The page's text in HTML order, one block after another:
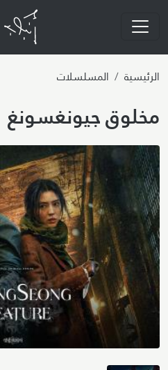
الرئيسية المسلسلات
مخلوق جيونغسونغ